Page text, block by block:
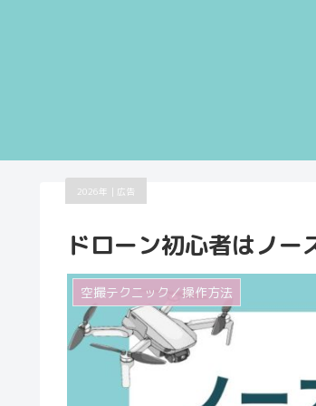
2026年｜広告
ドローン初心者はノー
空撮テクニック／操作方法